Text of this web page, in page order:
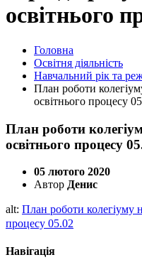
освітнього
Головна
Освітня діяльність
Навчальний рік та
План роботи
освітнього процесу
План роботи
освітнього процесу
05 лютого 2020
Автор Денис
alt: План роботи колегіуму
процесу 05.02
Навігація